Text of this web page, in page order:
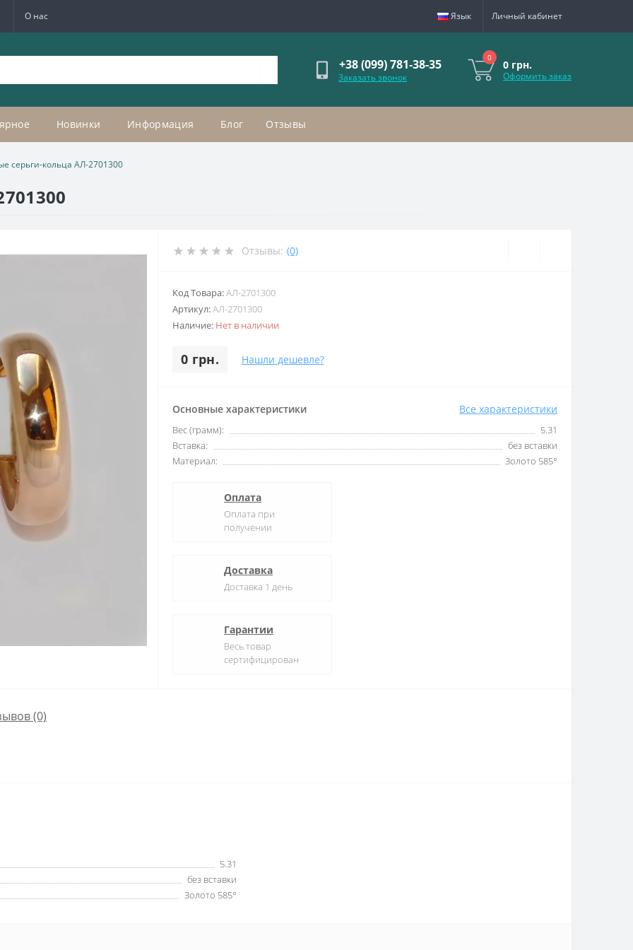
О нас Язык Личный кабинет
+38 (099) 781-38-35
Заказать звонок
0
0 грн.
Оформить заказ
Новинки Информация Блог Отзывы
серьги-кольца АЛ-2701300
Отзывы: (0)
Код Товара:АЛ-2701300
Артикул:АЛ-2701300
Наличие: Нет в наличии
0 грн. Нашли дешевле?
Основные характеристики Все характеристики
Вес (грамм):
5.31
Вставка:
без вставки
Материал:
Золото 585°
Оплата
Оплата при
получении
Доставка
Доставка 1 день
Гарантии
Весь товар
сертифицирован
(0)
5.31
без вставки
Золото 585°